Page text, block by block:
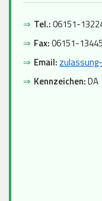
⇒ Tel.:06151-
⇒ Fax:06151-
⇒ Email:
⇒ Kennzeichen:DA